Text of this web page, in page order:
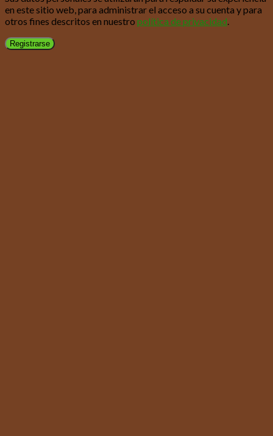
en este sitio web, para administrar el acceso a su cuenta y para
otros fines descritos en nuestro política de privacidad
Registrarse